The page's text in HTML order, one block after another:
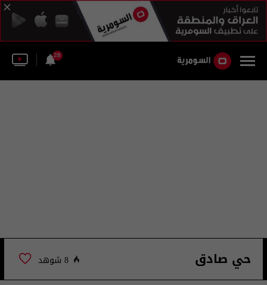
28
حي صادق 8 شوهد